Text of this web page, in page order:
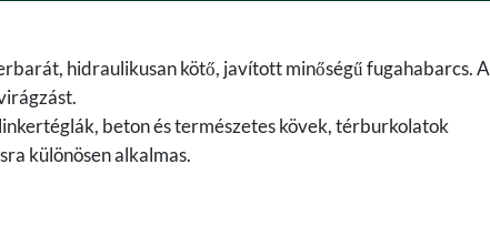
hidraulikusan kötő, javított minőségű fugahabarcs. A
beton és természetes kövek, térburkolatok
különösen alkalmas.